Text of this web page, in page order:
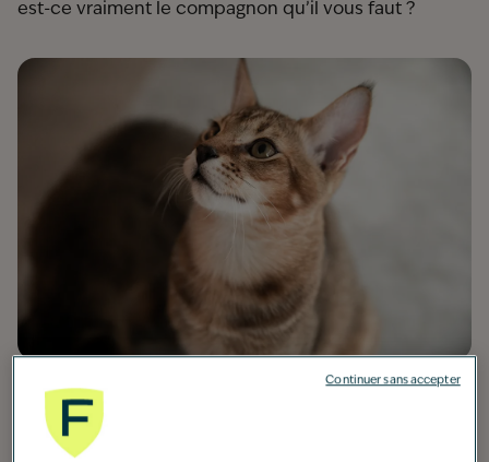
est-ce vraiment le compagnon qu’il vous faut ?
Origine :États-Unis
Taille moyenne :
Continuer sans accepter